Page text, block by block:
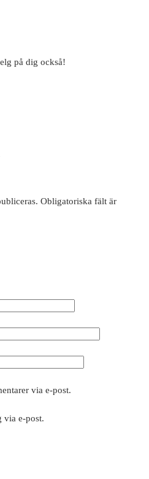
på dig också!
Obligatoriska fält är
via e-post.
via e-post.